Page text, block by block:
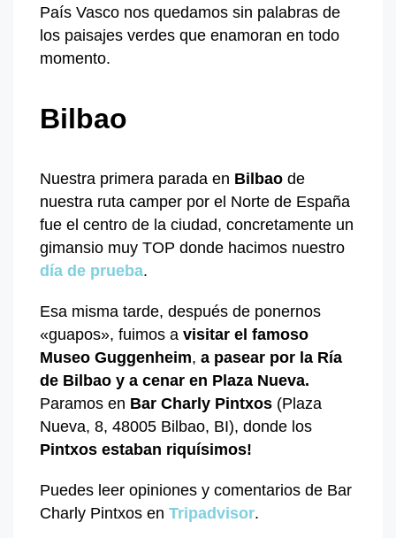
País Vasco nos quedamos sin palabras de
los paisajes verdes que enamoran en todo
momento.
Bilbao
Nuestra primera parada en Bilbao de
nuestra ruta camper por el Norte de España
fue el centro de la ciudad, concretamente un
gimansio muy TOP donde hacimos nuestro
día de prueba.
Esa misma tarde, después de ponernos
«guapos», fuimos a visitar el famoso
Museo Guggenheim, a pasear por la Ría
de Bilbao y a cenar en Plaza Nueva.
Paramos en Bar Charly Pintxos (Plaza
Nueva, 8, 48005 Bilbao, BI), donde los
Pintxos estaban riquísimos!
Puedes leer opiniones y comentarios de Bar
Charly Pintxos en Tripadvisor.